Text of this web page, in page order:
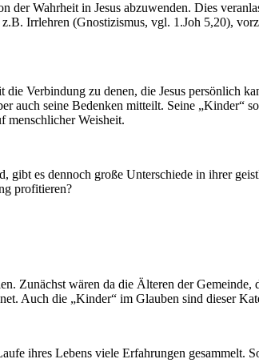
Wahrheit in Jesus abzuwenden. Dies
Irrlehren (Gnostizismus, vgl. 1.Joh 5,20),
Verbindung zu denen, die Jesus persönlich
auch seine Bedenken mitteilt. Seine „Kinder“
menschlicher Weisheit.
gibt es dennoch große Unterschiede in ihrer
profitieren?
Zunächst wären da die Älteren der
Auch die „Kinder“ im Glauben sind dieser
ihres Lebens viele Erfahrungen gesammelt.